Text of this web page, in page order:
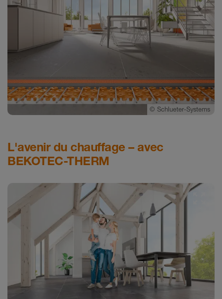
© Schlueter-Systems
L'avenir du chauffage – avec
BEKOTEC-THERM